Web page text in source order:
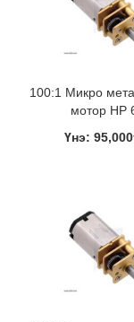
100:1 Микро
мотор HP
Үнэ: